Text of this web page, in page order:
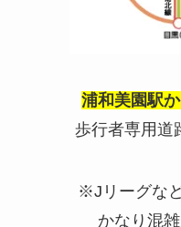
浦和美園駅
歩行者専用道
※J リーグな
かなり混